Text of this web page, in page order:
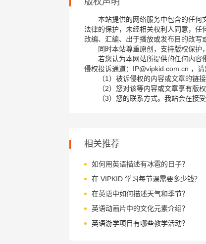
本站提供的网络服务中包含的任何
法律的保护，未经相关权利人同意，任
改编、汇编、出于播放或发布目的改写
同时本站尊重原创，支持版权保护
若您认为本网站所提供的任何内容
侵权投诉通道：IP@vipkid.com.cn ，请
（1）被诉侵权的内容或文章的链接
（2）您对该等内容或文章享有版
（3）您的联系方式。我站会在接
相关推荐
如何用英语描述有冰雹的日子？
在 VIPKID 学习每节课需要多少钱？
在英语中如何描述天气和季节？
英语动画片中的文化元素介绍？
英语游学项目有哪些教学活动？